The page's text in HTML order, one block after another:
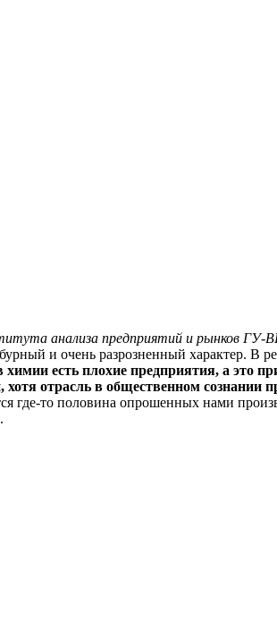
анализа предприятий и рынков ГУ-
и очень разрозненный характер. В
химии есть плохие предприятия, а
отрасль в общественном сознании
где-то половина опрошенных нами